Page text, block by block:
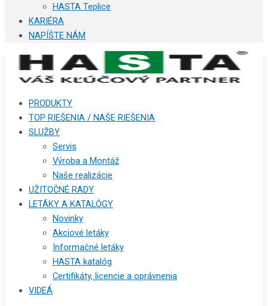
HASTA Teplice
KARIÉRA
NAPÍŠTE NÁM
PRODUKTY
TOP RIEŠENIA / NAŠE RIEŠENIA
SLUŽBY
Servis
Výroba a Montáž
Naše realizácie
UŽITOČNÉ RADY
LETÁKY A KATALÓGY
Novinky
Akciové letáky
Informačné letáky
HASTA katalóg
Certifikáty, licencie a oprávnenia
VIDEÁ